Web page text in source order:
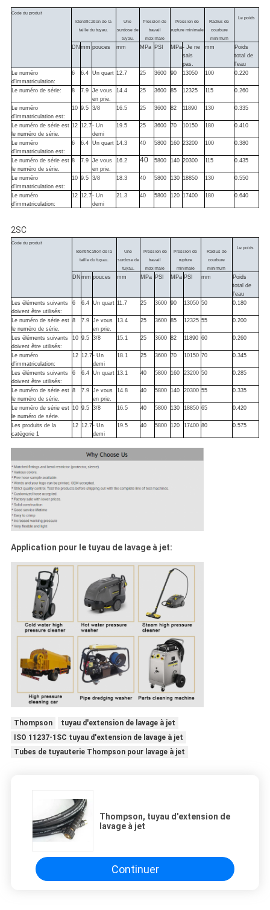
Code du produit
Identification de la
taille du tuyau.
Une
surdose de
tuyau.
Pression de
travail
maximale
Pression de
rupture minimale
Radius de
courbure
minimum
Le poids
DN mm pouces mm MPa PSI MPa- Je ne
sais
pas.
mm
Poids
total de
l'eau
Le numéro
d'immatriculation:
6 6.4 Un quart 12.7 25 3600 90 13050 100 0.220
Le numéro de série: 8 7.9
Je vous
en prie.
14.4 25 3600 85 12325 115 0.260
Le numéro
d'immatriculation est:
10 9.5 3/8 16.5 25 3600 82 11890 130 0.335
Le numéro de série est
le numéro de série.
12 12.7- Un
demi
19.5 25 3600 70 10150 180 0.410
Le numéro
d'immatriculation est:
6 6.4 Un quart 14.3 40 5800 160 23200 100 0.380
Le numéro de série est
le numéro de série.
8 7.9
Je vous
en prie.
16.2 40 5800 140 20300 115 0.435
Le numéro
d'immatriculation est:
10 9.5 3/8 18.3 40 5800 130 18850 130 0.550
Le numéro
d'immatriculation:
12 12.7- Un
demi
21.3 40 5800 120 17400 180 0.640
2SC
Code du produit
Identification de la
taille du tuyau.
Une
surdose de
tuyau.
Pression de
travail
maximale
Pression de
rupture
minimale
Radius de
courbure
minimum
Le poids
DN mm pouces mm MPa PSI MPa PSI mm
Poids
total de
l'eau
Les éléments suivants
doivent être utilisés:
6 6.4 Un quart 11.7 25 3600 90 13050 50 0.180
Le numéro de série est
le numéro de série.
8 7.9
Je vous
en prie.
13.4 25 3600 85 12325 55 0.200
Les éléments suivants
doivent être utilisés:
10 9.5 3/8 15.1 25 3600 82 11890 60 0.260
Le numéro
d'immatriculation:
12 12.7- Un
demi
18.1 25 3600 70 10150 70 0.345
Les éléments suivants
doivent être utilisés:
6 6.4 Un quart 13.1 40 5800 160 23200 50 0.285
Le numéro de série est
le numéro de série.
8 7.9
Je vous
en prie.
14.8 40 5800 140 20300 55 0.335
Le numéro de série est
le numéro de série.
10 9.5 3/8 16.5 40 5800 130 18850 65 0.420
Les produits de la
catégorie 1
12 12.7- Un
demi
19.5 40 5800 120 17400 80 0.575
Application pour le tuyau de lavage à jet:
Thompson
tuyau d'extension de lavage à jet
ISO 11237-1SC tuyau d'extension de lavage à jet
Tubes de tuyauterie Thompson pour lavage à jet
Thompson, tuyau d'extension de
lavage à jet
Continuer